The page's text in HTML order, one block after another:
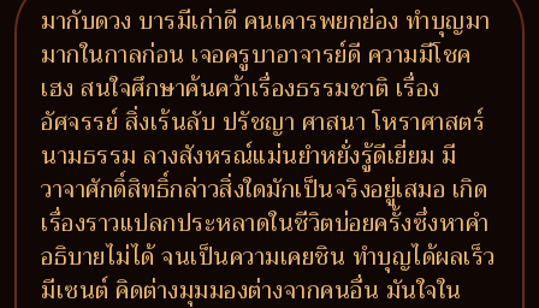
มากับดวง บารมีเก่าดี คนเคารพยกย่อง ทำบุญมา
มากในกาลก่อน เจอครูบาอาจารย์ดี ความมีโชค
เฮง สนใจศึกษาค้นคว้าเรื่องธรรมชาติ เรื่อง
อัศจรรย์ สิ่งเร้นลับ ปรัชญา ศาสนา โหราศาสตร์
นามธรรม ลางสังหรณ์แม่นยำหยั่งรู้ดีเยี่ยม มี
วาจาศักดิ์สิทธิ์กล่าวสิ่งใดมักเป็นจริงอยู่เสมอ เกิด
เรื่องราวแปลกประหลาดในชีวิตบ่อยครั้งซึ่งหาคำ
อธิบายไม่ได้ จนเป็นความเคยชิน ทำบุญได้ผลเร็ว
มีเซนต์ คิดต่างมุมมองต่างจากคนอื่น มันใจใน